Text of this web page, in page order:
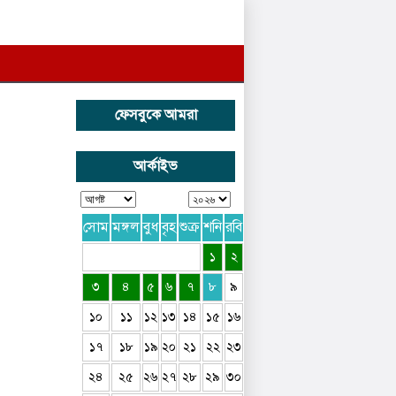
ফেসবুকে আমরা
আর্কাইভ
সোম মঙ্গল বুধ বৃহ শুক্র শনি রবি
১
২
৩
৪ ৫ ৬ ৭ ৮
৯
১০
১১ ১২ ১৩ ১৪ ১৫ ১৬
১৭
১৮ ১৯ ২০ ২১ ২২ ২৩
২৪
২৫ ২৬ ২৭ ২৮ ২৯ ৩০